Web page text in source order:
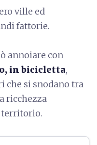
ville ed
fattorie.
annoiare con
in bicicletta,
che si snodano tra
ricchezza
territorio.